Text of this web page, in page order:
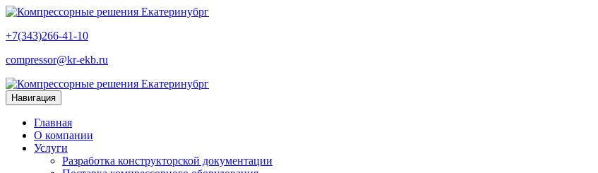
+7(343)266-41-10
compressor@kr-ekb.ru
Навигация
Главная
О компании
Услуги
Разработка конструкторской документации